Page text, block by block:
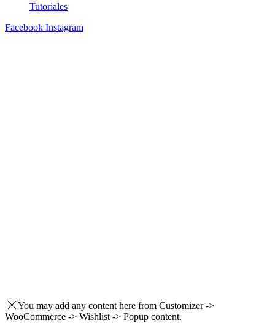
Tutoriales
Facebook Instagram
You may add any content here from Customizer ->
WooCommerce -> Wishlist -> Popup content.